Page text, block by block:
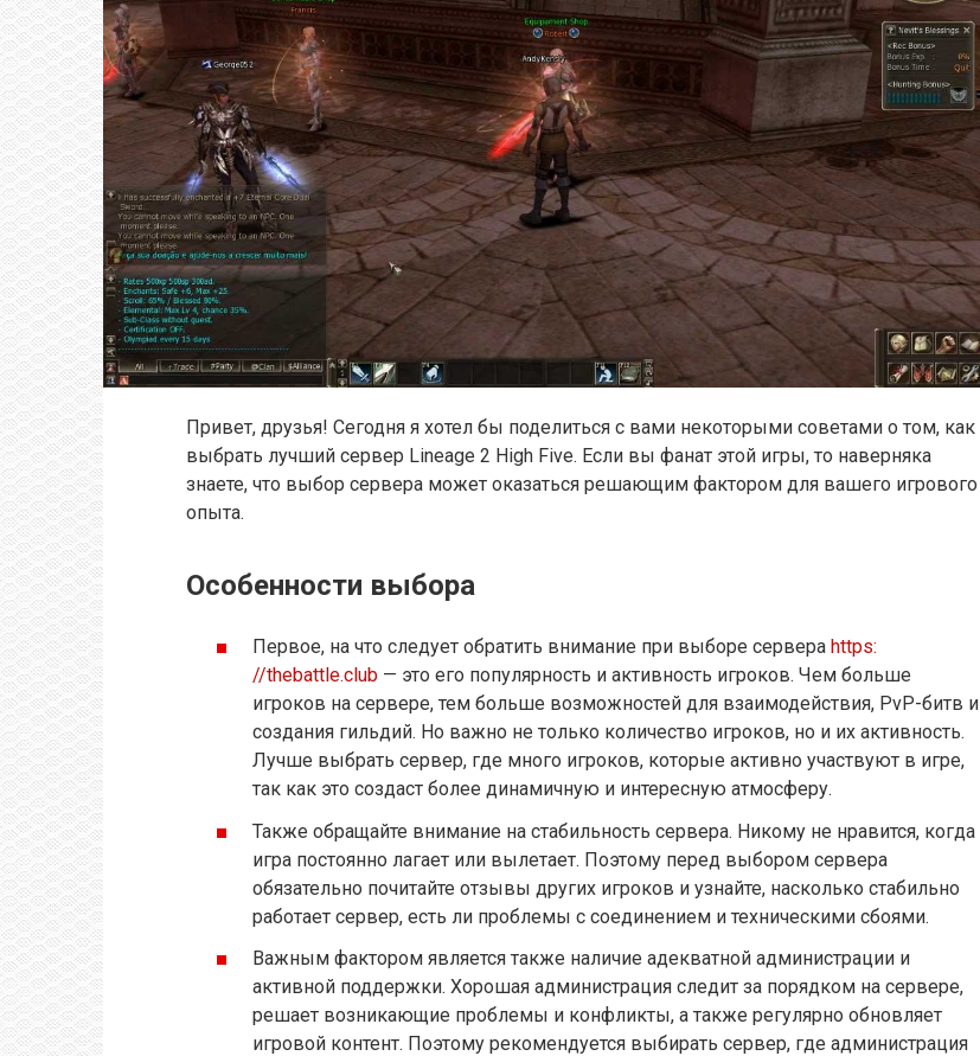
Привет, друзья! Сегодня я хотел бы поделиться с вами некоторыми советами о том, как
выбрать лучший сервер Lineage 2 High Five. Если вы фанат этой игры, то наверняка
знаете, что выбор сервера может оказаться решающим фактором для вашего игрового
опыта.
Особенности выбора
Первое, на что следует обратить внимание при выборе сервера https:
//thebattle.club — это его популярность и активность игроков. Чем больше
игроков на сервере, тем больше возможностей для взаимодействия, PvP-битв и
создания гильдий. Но важно не только количество игроков, но и их активность.
Лучше выбрать сервер, где много игроков, которые активно участвуют в игре,
так как это создаст более динамичную и интересную атмосферу.
Также обращайте внимание на стабильность сервера. Никому не нравится, когда
игра постоянно лагает или вылетает. Поэтому перед выбором сервера
обязательно почитайте отзывы других игроков и узнайте, насколько стабильно
работает сервер, есть ли проблемы с соединением и техническими сбоями.
Важным фактором является также наличие адекватной администрации и
активной поддержки. Хорошая администрация следит за порядком на сервере,
решает возникающие проблемы и конфликты, а также регулярно обновляет
игровой контент. Поэтому рекомендуется выбирать сервер, где администрация